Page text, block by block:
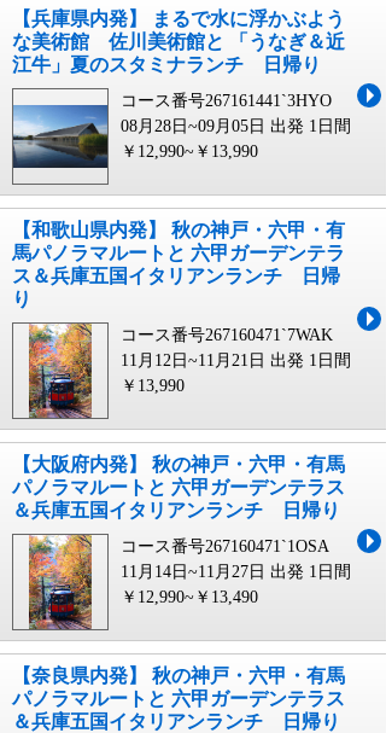
【兵庫県内発】 まるで水に浮かぶよう
な美術館 佐川美術館と 「うなぎ＆近
江牛」夏のスタミナランチ 日帰り
コース番号267161441`3HYO
08月28日~09月05日 出発 1日間
￥12,990~￥13,990
【和歌山県内発】 秋の神戸・六甲・有
馬パノラマルートと 六甲ガーデンテラ
ス＆兵庫五国イタリアンランチ 日帰
り
コース番号267160471`7WAK
11月12日~11月21日 出発 1日間
￥13,990
【大阪府内発】 秋の神戸・六甲・有馬
パノラマルートと 六甲ガーデンテラス
＆兵庫五国イタリアンランチ 日帰り
コース番号267160471`1OSA
11月14日~11月27日 出発 1日間
￥12,990~￥13,490
【奈良県内発】 秋の神戸・六甲・有馬
パノラマルートと 六甲ガーデンテラス
＆兵庫五国イタリアンランチ 日帰り